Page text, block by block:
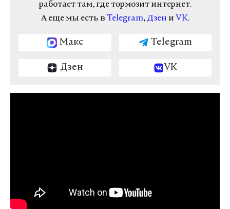
работает там, где тормозит интернет.
А еще мы есть в Telegram, Дзен и VK.
Макс Telegram
Дзен VK